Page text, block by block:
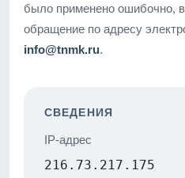
было применено ошибочно,
обращение по адресу
info@tnmk.ru.
СВЕДЕНИЯ
IP-адрес
216.73.217.175